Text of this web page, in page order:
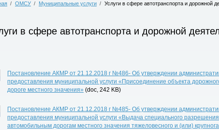
/ ОМСУ / Муниципальные услуги / Услуги в сфере автотранспорта и дорожной
в сфере автотранспорта и дорожной
Постановление АКМР от 21.12.2018 г №486- Об утверждении
предоставления муниципальной услуги «Присоединение объекта
дороге местного значения» (doc, 242 KB)
Постановление АКМР от 21.12.2018 г №485- Об утверждении
предоставления муниципальной услуги «Выдача специального
автомобильным дорогам местного значения тяжеловесного и (или)